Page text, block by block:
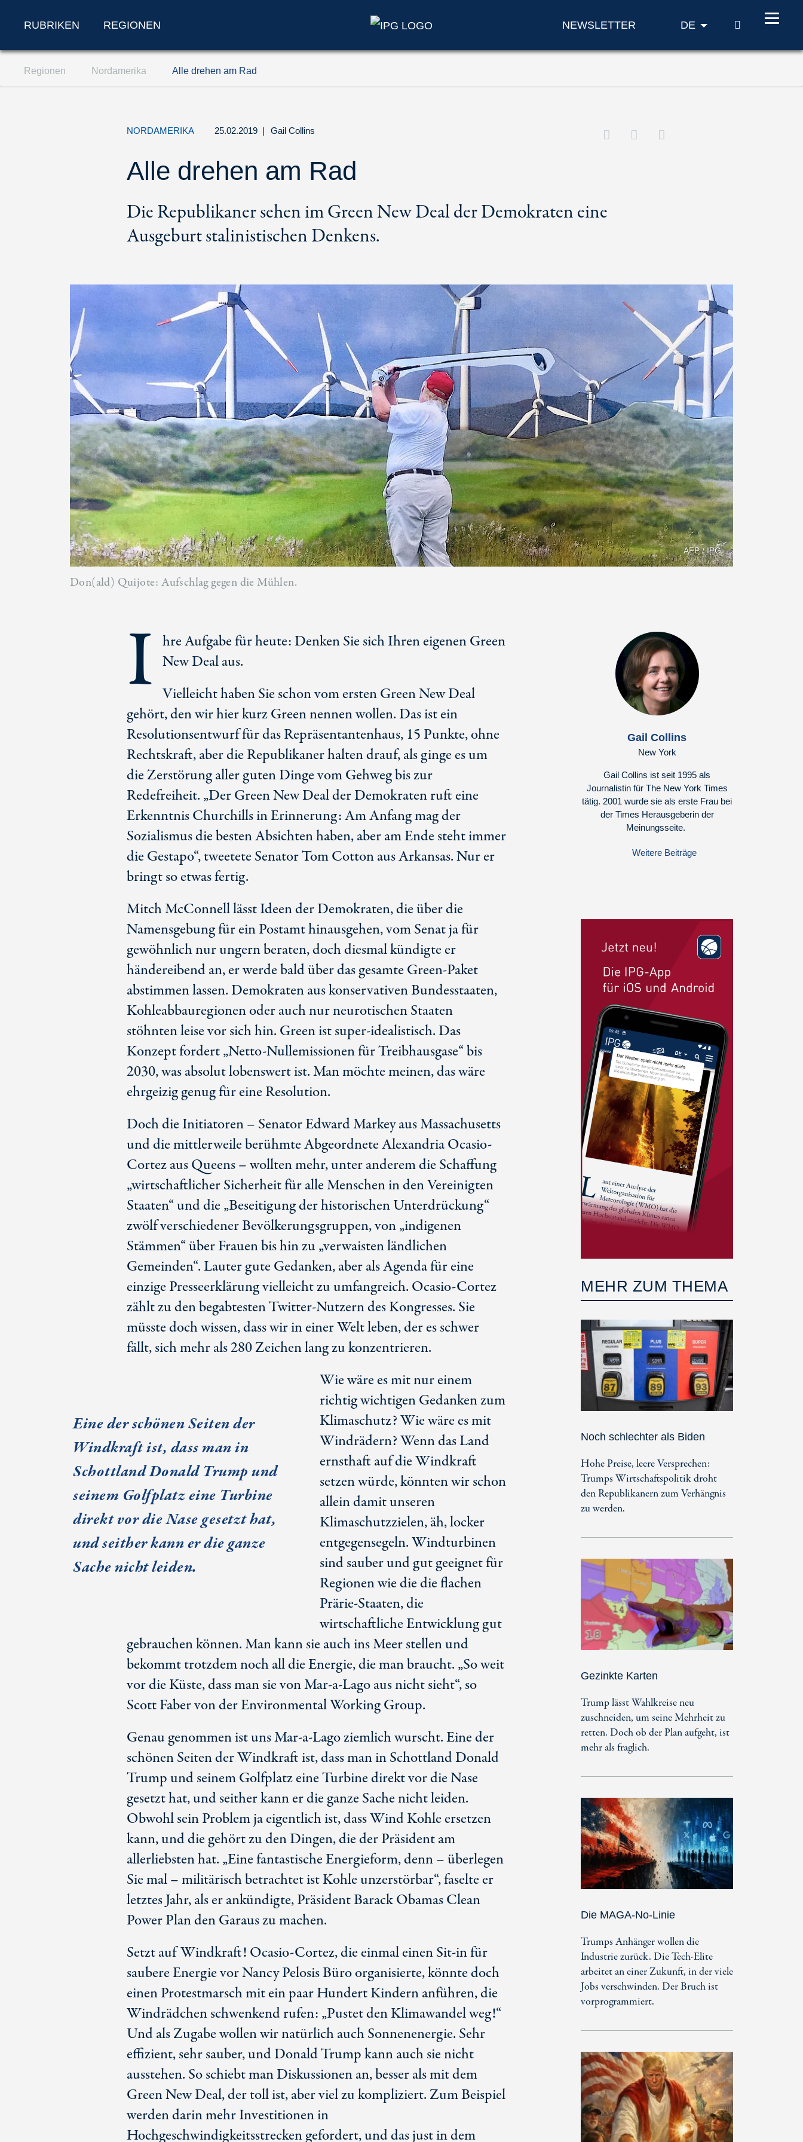
Zum Inhalt springen (Accesskey '1')
Zur Suche springen (Accesskey '2')
RUBRIKEN REGIONEN NEWSLETTER DE SUCHE
Regionen Nordamerika Alle drehen am Rad
NORDAMERIKA 25.02.2019 | Gail Collins
Alle drehen am Rad
Die Republikaner sehen im Green New Deal der Demokraten eine
Ausgeburt stalinistischen Denkens.
AFP / IPG
Don(ald) Quijote: Aufschlag gegen die Mühlen.
I hre Aufgabe für heute: Denken Sie sich Ihren eigenen Green
New Deal aus.
Vielleicht haben Sie schon vom ersten Green New Deal
gehört, den wir hier kurz Green nennen wollen. Das ist ein
Resolutionsentwurf für das Repräsentantenhaus, 15 Punkte, ohne
Rechtskraft, aber die Republikaner halten drauf, als ginge es um
die Zerstörung aller guten Dinge vom Gehweg bis zur
Redefreiheit. „Der Green New Deal der Demokraten ruft eine
Erkenntnis Churchills in Erinnerung: Am Anfang mag der
Sozialismus die besten Absichten haben, aber am Ende steht immer
die Gestapo“, tweetete Senator Tom Cotton aus Arkansas. Nur er
bringt so etwas fertig.
Mitch McConnell lässt Ideen der Demokraten, die über die
Namensgebung für ein Postamt hinausgehen, vom Senat ja für
gewöhnlich nur ungern beraten, doch diesmal kündigte er
händereibend an, er werde bald über das gesamte Green-Paket
abstimmen lassen. Demokraten aus konservativen Bundesstaaten,
Kohleabbauregionen oder auch nur neurotischen Staaten
stöhnten leise vor sich hin. Green ist super-idealistisch. Das
Konzept fordert „Netto-Nullemissionen für Treibhausgase“ bis
2030, was absolut lobenswert ist. Man möchte meinen, das wäre
ehrgeizig genug für eine Resolution.
Doch die Initiatoren – Senator Edward Markey aus Massachusetts
und die mittlerweile berühmte Abgeordnete Alexandria Ocasio-
Cortez aus Queens – wollten mehr, unter anderem die Schaffung
„wirtschaftlicher Sicherheit für alle Menschen in den Vereinigten
Staaten“ und die „Beseitigung der historischen Unterdrückung“
zwölf verschiedener Bevölkerungsgruppen, von „indigenen
Stämmen“ über Frauen bis hin zu „verwaisten ländlichen
Gemeinden“. Lauter gute Gedanken, aber als Agenda für eine
einzige Presseerklärung vielleicht zu umfangreich. Ocasio-Cortez
zählt zu den begabtesten Twitter-Nutzern des Kongresses. Sie
müsste doch wissen, dass wir in einer Welt leben, der es schwer
fällt, sich mehr als 280 Zeichen lang zu konzentrieren.
Eine der schönen Seiten der
Windkraft ist, dass man in
Schottland Donald Trump und
seinem Golfplatz eine Turbine
direkt vor die Nase gesetzt hat,
und seither kann er die ganze
Sache nicht leiden.
Wie wäre es mit nur einem
richtig wichtigen Gedanken zum
Klimaschutz? Wie wäre es mit
Windrädern? Wenn das Land
ernsthaft auf die Windkraft
setzen würde, könnten wir schon
allein damit unseren
Klimaschutzzielen, äh, locker
entgegensegeln. Windturbinen
sind sauber und gut geeignet für
Regionen wie die die flachen
Prärie-Staaten, die
wirtschaftliche Entwicklung gut
gebrauchen können. Man kann sie auch ins Meer stellen und
bekommt trotzdem noch all die Energie, die man braucht. „So weit
vor die Küste, dass man sie von Mar-a-Lago aus nicht sieht“, so
Scott Faber von der Environmental Working Group.
Genau genommen ist uns Mar-a-Lago ziemlich wurscht. Eine der
schönen Seiten der Windkraft ist, dass man in Schottland Donald
Trump und seinem Golfplatz eine Turbine direkt vor die Nase
gesetzt hat, und seither kann er die ganze Sache nicht leiden.
Obwohl sein Problem ja eigentlich ist, dass Wind Kohle ersetzen
kann, und die gehört zu den Dingen, die der Präsident am
allerliebsten hat. „Eine fantastische Energieform, denn – überlegen
Sie mal – militärisch betrachtet ist Kohle unzerstörbar“, faselte er
letztes Jahr, als er ankündigte, Präsident Barack Obamas Clean
Power Plan den Garaus zu machen.
Setzt auf Windkraft! Ocasio-Cortez, die einmal einen Sit-in für
saubere Energie vor Nancy Pelosis Büro organisierte, könnte doch
einen Protestmarsch mit ein paar Hundert Kindern anführen, die
Windrädchen schwenkend rufen: „Pustet den Klimawandel weg!“
Und als Zugabe wollen wir natürlich auch Sonnenenergie. Sehr
effizient, sehr sauber, und Donald Trump kann auch sie nicht
ausstehen. So schiebt man Diskussionen an, besser als mit dem
Green New Deal, der toll ist, aber viel zu kompliziert. Zum Beispiel
werden darin mehr Investitionen in
Hochgeschwindigkeitsstrecken gefordert, und das just in dem
Gail Collins
New York
Gail Collins ist seit 1995 als
Journalistin für The New York Times
tätig. 2001 wurde sie als erste Frau bei
der Times Herausgeberin der
Meinungsseite.
Weitere Beiträge
MEHR ZUM THEMA
Noch schlechter als Biden
Hohe Preise, leere Versprechen:
Trumps Wirtschaftspolitik droht
den Republikanern zum Verhängnis
zu werden.
Gezinkte Karten
Trump lässt Wahlkreise neu
zuschneiden, um seine Mehrheit zu
retten. Doch ob der Plan aufgeht, ist
mehr als fraglich.
Die MAGA-No-Linie
Trumps Anhänger wollen die
Industrie zurück. Die Tech-Elite
arbeitet an einer Zukunft, in der viele
Jobs verschwinden. Der Bruch ist
vorprogrammiert.